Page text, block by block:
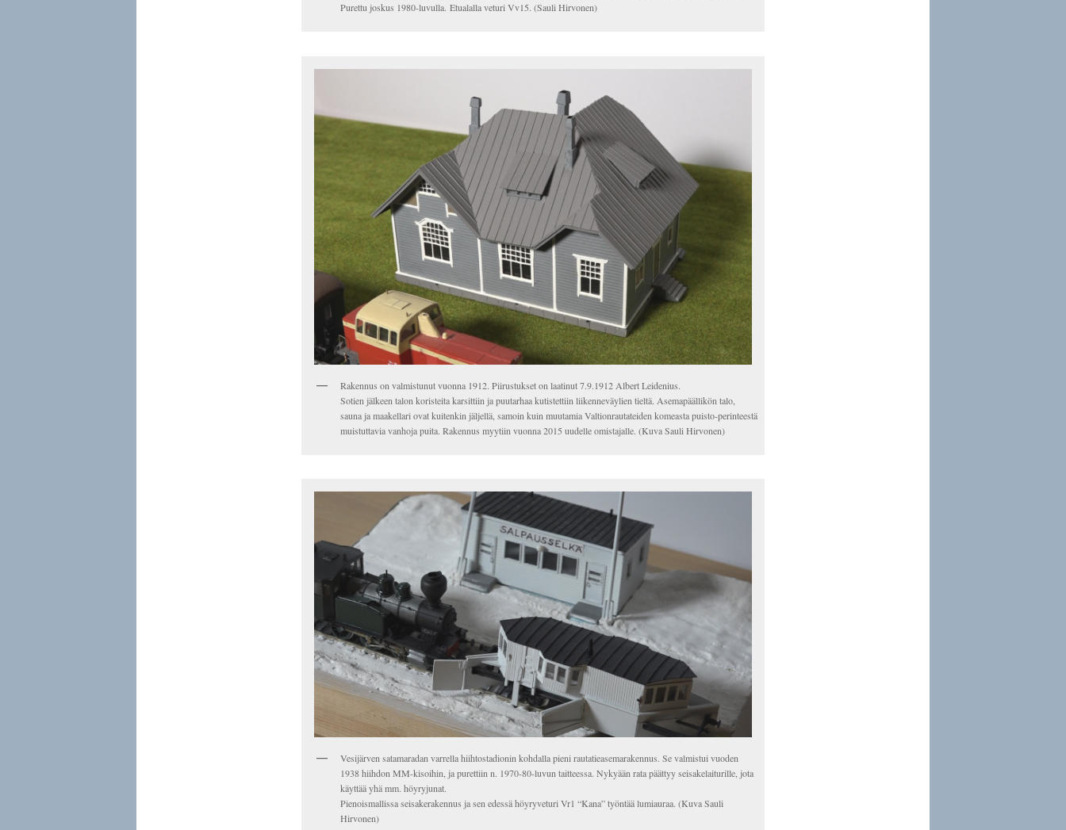
Purettu joskus 1980-luvulla. Etualalla veturi Vv15. (Sauli Hirvonen)
Rakennus on valmistunut vuonna 1912. Piirustukset on laatinut 7.9.1912 Albert Leidenius.
Sotien jälkeen talon koristeita karsittiin ja puutarhaa kutistettiin liikenneväylien tieltä. Asemapäällikön talo,
sauna ja maakellari ovat kuitenkin jäljellä, samoin kuin muutamia Valtionrautateiden komeasta puisto-perinteestä
muistuttavia vanhoja puita. Rakennus myytiin vuonna 2015 uudelle omistajalle. (Kuva Sauli Hirvonen)
Vesijärven satamaradan varrella hiihtostadionin kohdalla pieni rautatieasemarakennus. Se valmistui vuoden
1938 hiihdon MM-kisoihin, ja purettiin n. 1970-80-luvun taitteessa. Nykyään rata päättyy seisakelaiturille, jota
käyttää yhä mm. höyryjunat.
Pienoismallissa seisakerakennus ja sen edessä höyryveturi Vr1 “Kana” työntää lumiauraa. (Kuva Sauli
Hirvonen)